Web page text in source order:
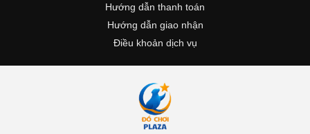
Hướng dẫn thanh toán
Hướng dẫn giao nhận
Điều khoản dịch vụ